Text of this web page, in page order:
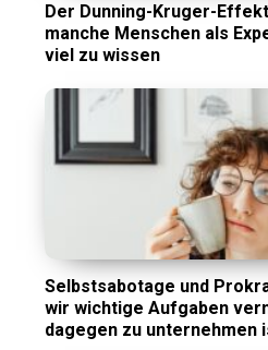
Der Dunning-Kruger-
manche Menschen als
viel zu wissen
Selbstsabotage und
wir wichtige Aufgaben
dagegen zu unternehmen